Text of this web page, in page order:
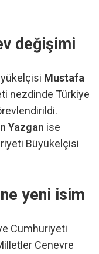
değişimi
Mustafa
nezdinde Türkiye
Yazgan ise
Büyükelçisi
yeni isim
Cumhuriyeti
Cenevre